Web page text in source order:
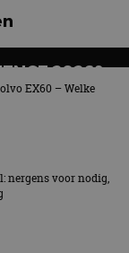
2026?
EX60 – Welke
nergens voor nodig,